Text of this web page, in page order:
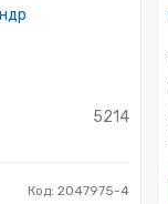
5214
Код: 2047975-4